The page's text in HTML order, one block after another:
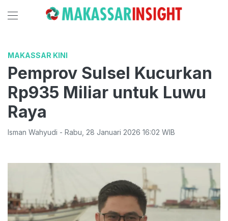
MAKASSAR KINI
Pemprov Sulsel Kucurkan
Rp935 Miliar untuk Luwu
Raya
Isman Wahyudi - Rabu 28 Januari 2026 16:02 WIB